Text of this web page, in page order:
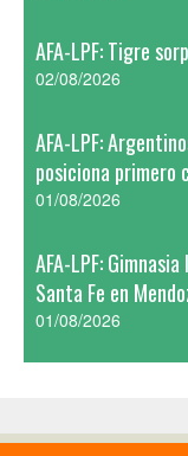
AFA-LPF: Tigre
02/08/2026
AFA-LPF:
posiciona primero
01/08/2026
AFA-LPF:
Santa Fe en
01/08/2026